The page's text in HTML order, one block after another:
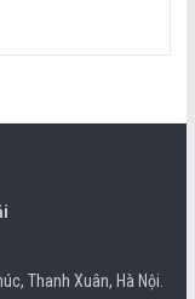
Thanh Xuân, Hà Nội.